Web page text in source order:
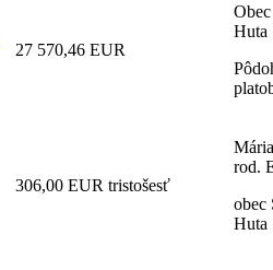
27 570,46 EUR
Huta
306,00 EUR tristošesť
rod.
obec
Huta